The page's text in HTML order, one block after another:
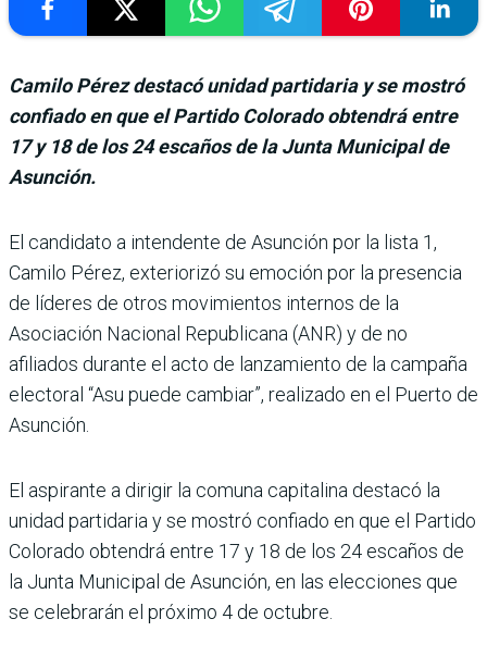
Camilo Pérez destacó unidad partidaria y se mostró
confiado en que el Partido Colorado obtendrá entre
17 y 18 de los 24 escaños de la Junta Municipal de
Asunción.
El candidato a inten­dente de Asunción por la lista 1,
Camilo Pérez, exteriorizó su emo­ción por la presencia
de líderes de otros movimien­tos internos de la
Asociación Nacional Republicana (ANR) y de no
afiliados durante el acto de lanzamiento de la campaña
electoral “Asu puede cambiar”, realizado en el Puerto de
Asunción.
El aspirante a dirigir la comuna capitalina destacó la
unidad partidaria y se mos­tró confiado en que el Partido
Colorado obtendrá entre 17 y 18 de los 24 escaños de
la Junta Municipal de Asun­ción, en las elecciones que
se celebrarán el próximo 4 de octubre.